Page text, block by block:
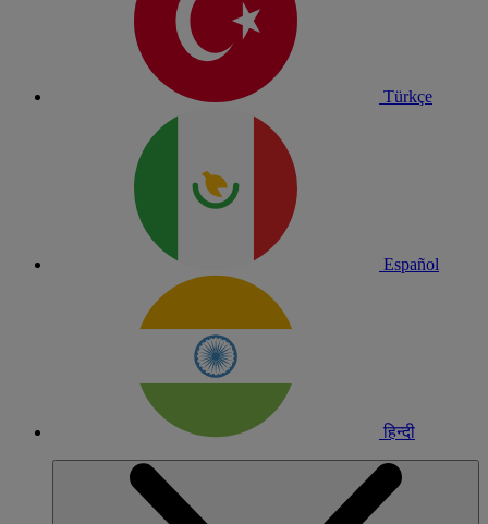
Türkçe
Español
हिन्दी